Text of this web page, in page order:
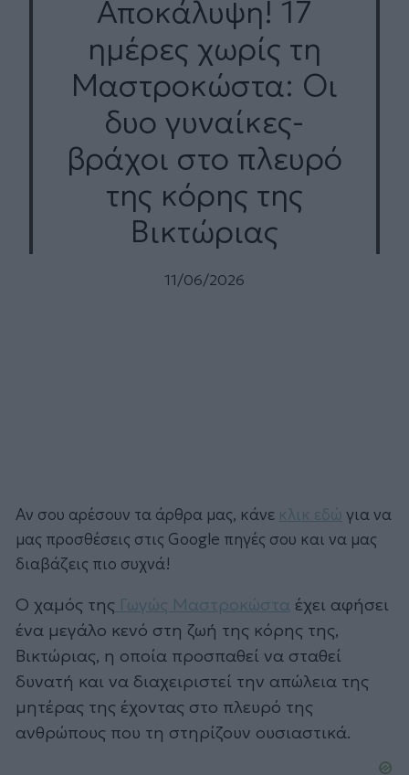
Αποκάλυψη! 17
ημέρες χωρίς τη
Μαστροκώστα: Οι
δυο γυναίκες-
βράχοι στο πλευρό
της κόρης της
Βικτώριας
11/06/2026
Αν σου αρέσουν τα άρθρα μας, κάνε κλικ εδώ για να
μας προσθέσεις στις Google πηγές σου και να μας
διαβάζεις πιο συχνά!
Ο χαμός της Γωγώς Μαστροκώστα έχει αφήσει
ένα μεγάλο κενό στη ζωή της κόρης της,
Βικτώριας, η οποία προσπαθεί να σταθεί
δυνατή και να διαχειριστεί την απώλεια της
μητέρας της έχοντας στο πλευρό της
ανθρώπους που τη στηρίζουν ουσιαστικά.